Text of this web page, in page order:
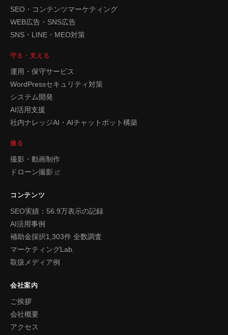
SEO・コンテンツマーケティング
WEB広告・SNS広告
SNS・LINE・MEO対策
守る・支える
運用・保守サービス
WordPressセキュリティ対策
システム開発
AI活用支援
社内ナレッジAI・AIチャットボット構築
撮る
撮影・動画制作
ドローン撮影
コンテンツ
SEO実績：56.9万表示の記録
AI活用事例
補助金採択1,303件 全数調査
マーケティングLab.
取扱メディア例
会社案内
ご挨拶
会社概要
アクセス